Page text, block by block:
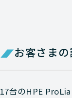
お客さま
17台のHPE